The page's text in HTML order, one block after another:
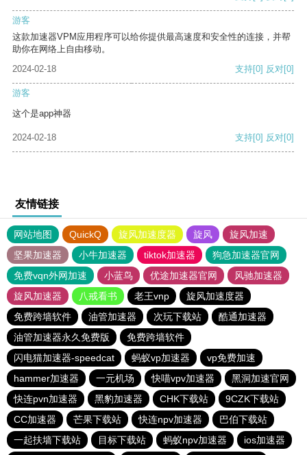
游客
这款加速器VPM应用程序可以给你提供最高速度和安全性的连接，并帮
助你在网络上自由移动。
2024-02-18
支持[0] 反对[0]
游客
这个是app神器
2024-02-18 支持[0] 反对[0]
友情链接
网站地图 QuickQ 旋风加速度器 旋风
旋风加速
坚果加速器
小牛加速器 tiktok加速器
狗急加速器官网
免费vqn外网加速
小蓝鸟 优途加速器官网
风驰加速器
旋风加速器
八戒看书 老王vnp
旋风加速度器
免费跨墙软件
油管加速器 次玩下载站
酷通加速器
油管加速器永久免费版
免费跨墙软件
闪电猫加速器-speedcat
蚂蚁vp加速器
vp免费加速
hammer加速器
一元机场 快喵vpv加速器
黑洞加速官网
快连pvn加速器
黑豹加速器 CHK下载站
9CZK下载站
CC加速器
芒果下载站 快连npv加速器
巴伯下载站
一起扶墙下载站
目标下载站 蚂蚁npv加速器 ios加速器